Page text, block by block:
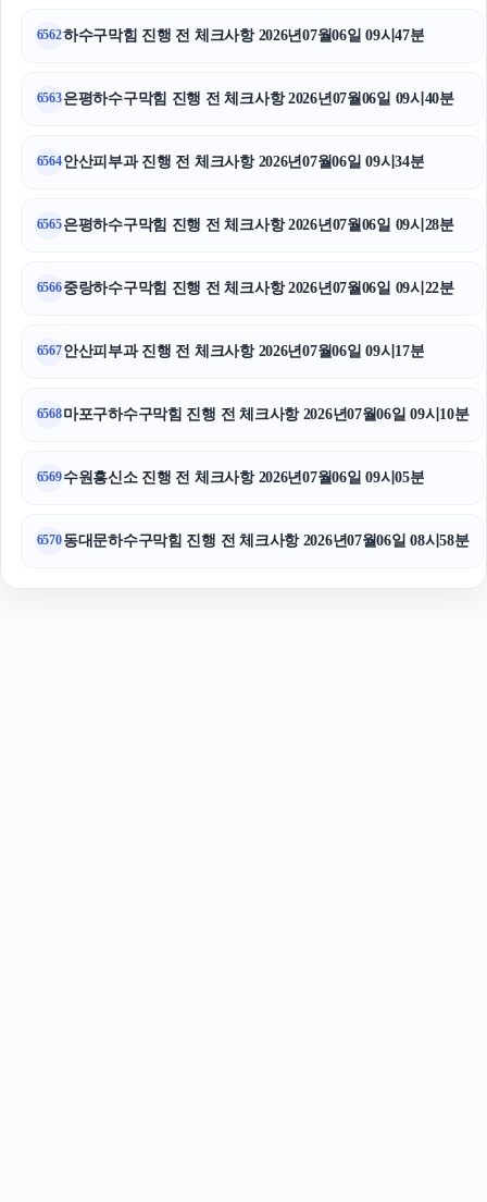
수원학교폭력변호사
인스타그램 팔로워 구매
6562하수구막힘 진행 전 체크사항 2026년07월06일 09시47분
6563은평하수구막힘 진행 전 체크사항 2026년07월06일 09시40분
6564안산피부과 진행 전 체크사항 2026년07월06일 09시34분
6565은평하수구막힘 진행 전 체크사항 2026년07월06일 09시28분
6566중랑하수구막힘 진행 전 체크사항 2026년07월06일 09시22분
6567안산피부과 진행 전 체크사항 2026년07월06일 09시17분
6568마포구하수구막힘 진행 전 체크사항 2026년07월06일 09시10분
6569수원흥신소 진행 전 체크사항 2026년07월06일 09시05분
6570동대문하수구막힘 진행 전 체크사항 2026년07월06일 08시58분